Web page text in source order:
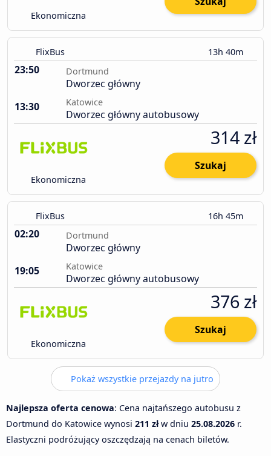
Ekonomiczna
FlixBus 13h 40m
23:50 Dortmund
Dworzec główny
13:30
Katowice
Dworzec główny autobusowy
Ekonomiczna
314 zł
Szukaj
FlixBus 16h 45m
02:20 Dortmund
Dworzec główny
19:05
Katowice
Dworzec główny autobusowy
Ekonomiczna
376 zł
Szukaj
Pokaż wszystkie przejazdy na jutro
Najlepsza oferta cenowa: Cena najtańszego autobusu z
Dortmund do Katowice wynosi 211 złw dniu 25.08.2026 r.
Elastyczni podróżujący oszczędzają na cenach biletów.